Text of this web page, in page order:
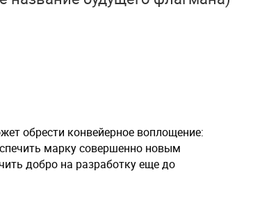
обрести конвейерное воплощение:
марку совершенно новым
добро на разработку еще до